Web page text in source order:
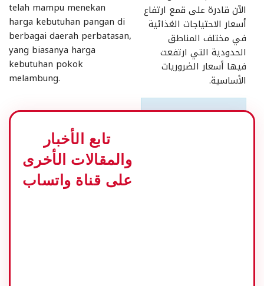
الآن قادرة على قمع ارتفاع
أسعار الاحتياجات الغذائية
في مختلف المناطق
الحدودية التي ارتفعت
فيها أسعار الضروريات
الأساسية.
قد يهمك:مرض
telah mampu menekan
harga kebutuhan pangan di
berbagai daerah perbatasan,
yang biasanya harga
kebutuhan pokok
melambung.
تابع الأخبار
والمقالات الأخرى
على قناة واتساب